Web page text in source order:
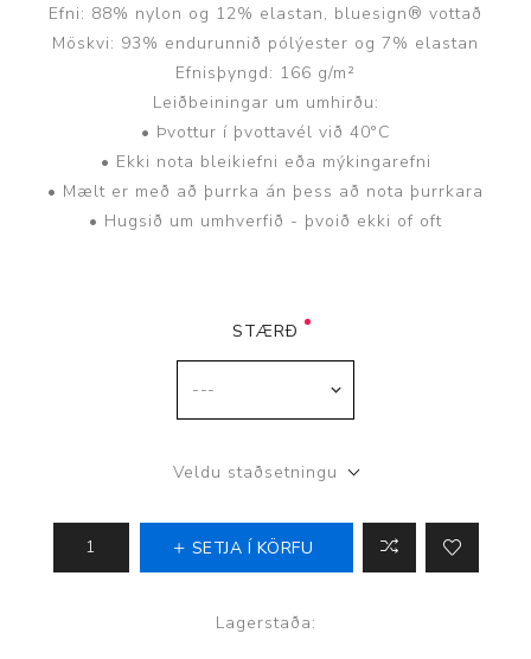
Efni: 88% nylon og 12% elastan, bluesign® vottað
Möskvi: 93% endurunnið pólýester og 7% elastan
Efnisþyngd: 166 g/m²
Leiðbeiningar um umhirðu:
• Þvottur í þvottavél við 40°C
• Ekki nota bleikiefni eða mýkingarefni
• Mælt er með að þurrka án þess að nota þurrkara
• Hugsið um umhverfið - þvoið ekki of oft
STÆRÐ
Veldu staðsetningu
SETJA Í KÖRFU
Lagerstaða: